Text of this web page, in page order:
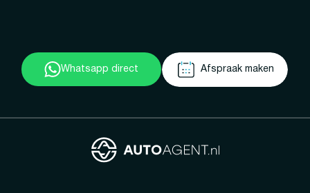
Whatsapp direct Afspraak maken